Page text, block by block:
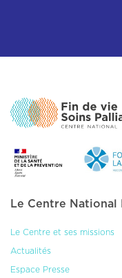
Le Centre National
Le Centre et ses missions
Actualités
Espace Presse